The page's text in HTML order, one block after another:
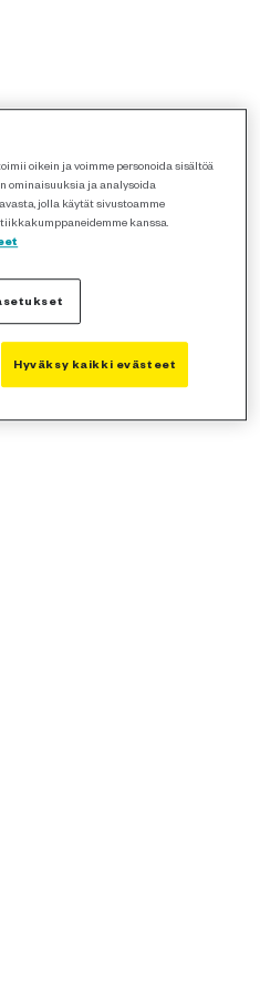
oikein ja voimme personoida sisältöä
ominaisuuksia ja analysoida
jolla käytät sivustoamme
kanssa.
Hyväksy kaikki evästeet